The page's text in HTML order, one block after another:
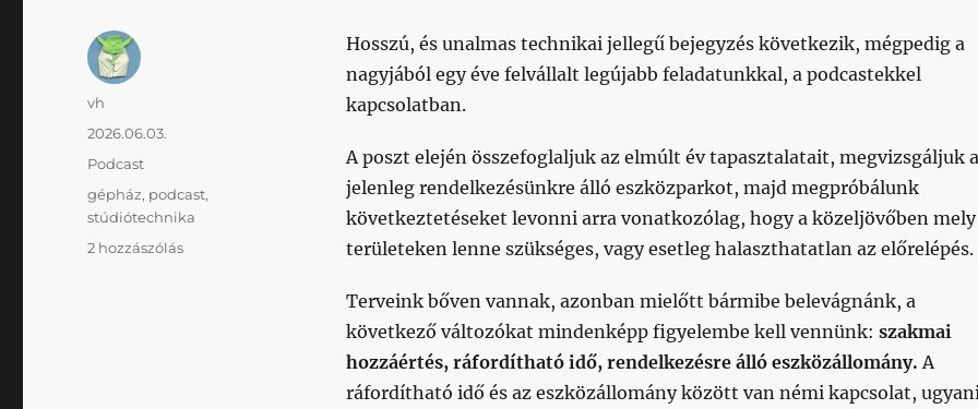
Hosszú, és unalmas technikai jellegű bejegyzés következik, mégpedig a
nagyjából egy éve felvállalt legújabb feladatunkkal, a podcastekkel
kapcsolatban.
A poszt elején összefoglaljuk az elmúlt év tapasztalatait, megvizsgáljuk a
jelenleg rendelkezésünkre álló eszközparkot, majd megpróbálunk
következtetéseket levonni arra vonatkozólag, hogy a közeljövőben mely
területeken lenne szükséges, vagy esetleg halaszthatatlan az előrelépés.
Terveink bőven vannak, azonban mielőtt bármibe belevágnánk, a
következő változókat mindenképp figyelembe kell vennünk: szakmai
hozzáértés, ráfordítható idő, rendelkezésre álló eszközállomány. A
ráfordítható idő és az eszközállomány között van némi kapcsolat,
Szerző
vh
Közzétéve
2026.06.03.
Kategória
Podcast
Címke
gépház, podcast,
stúdiótechnika
2 hozzászólásPodcast